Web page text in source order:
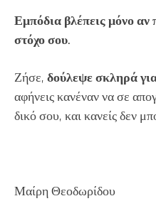
Εμπόδια βλέπεις μόνο αν
στόχο σου.
Ζήσε, δούλεψε σκληρά
αφήνεις κανέναν να σε
δικό σου, και κανείς δεν
Μαίρη Θεοδωρίδου